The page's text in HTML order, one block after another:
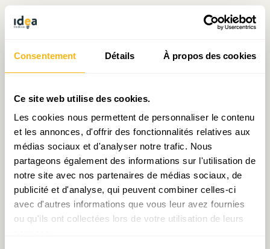
Consentement Détails À propos des cookies
Ce site web utilise des cookies.
Les cookies nous permettent de personnaliser le contenu
et les annonces, d'offrir des fonctionnalités relatives aux
médias sociaux et d'analyser notre trafic. Nous
partageons également des informations sur l'utilisation de
notre site avec nos partenaires de médias sociaux, de
publicité et d'analyse, qui peuvent combiner celles-ci
avec d'autres informations que vous leur avez fournies
ou qu'ils ont collectées lors de votre utilisation de leurs
Vieillissement structurel de la population, quels
DURAND (LISER)
Horizon 2035, le transfrontalier dans tous ses
états ? Par Michaël VOLLOT (Agape)
[1]LISER, Cercle Européen Pierre Werner,
Institut de la Grande Région, STATEC,
Université de la Grande Région, Université de
Lorraine, Université du Luxembourg, IDELUX,